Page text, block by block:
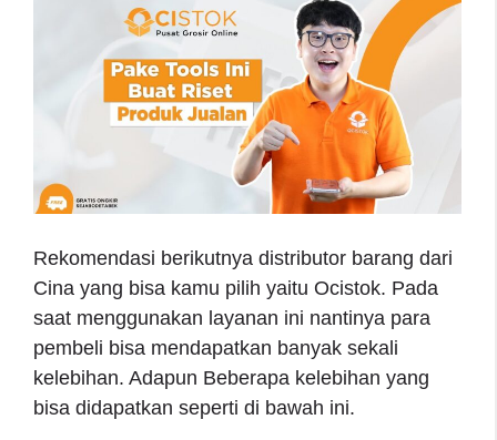
Rekomendasi berikutnya distributor barang dari
Cina yang bisa kamu pilih yaitu Ocistok. Pada
saat menggunakan layanan ini nantinya para
pembeli bisa mendapatkan banyak sekali
kelebihan. Adapun Beberapa kelebihan yang
bisa didapatkan seperti di bawah ini.